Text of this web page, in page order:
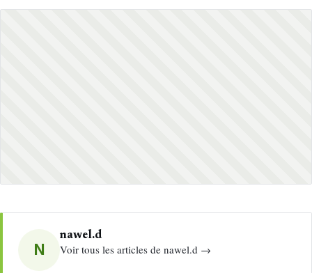
N
nawel.d
Voir tous les articles de nawel.d →